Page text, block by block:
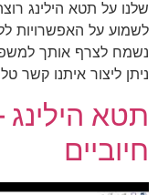
שלנו על תטא הילינג
לשמוע על האפשרויות
נשמח לצרף אותך
ניתן ליצור איתנו קשר טלפוני: עידו –
תטא הילינג
חיוביים